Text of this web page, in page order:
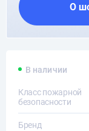
О
В наличии
Класс пожарной
безопасности
Бренд